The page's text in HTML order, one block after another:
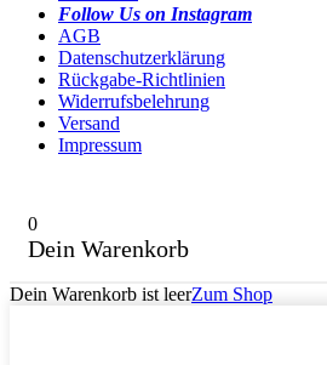
Follow Us on Instagram
AGB
Datenschutzerklärung
Rückgabe-Richtlinien
Widerrufsbelehrung
Versand
Impressum
0
Dein Warenkorb
Dein Warenkorb ist leerZum Shop